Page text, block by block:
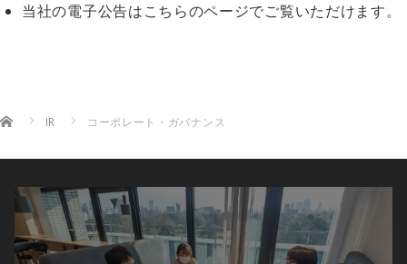
当社の電子公告はこちらのページでご覧いただけます。
Home IR コーポレート・ガバナンス